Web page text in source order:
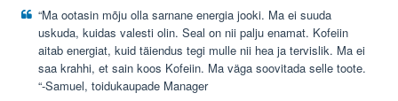
“Ma ootasin mõju olla sarnane energia jooki. Ma ei suuda
uskuda, kuidas valesti olin. Seal on nii palju enamat. Kofeiin
aitab energiat, kuid täiendus tegi mulle nii hea ja tervislik. Ma ei
saa krahhi, et sain koos Kofeiin. Ma väga soovitada selle toote.
“-Samuel, toidukaupade Manager